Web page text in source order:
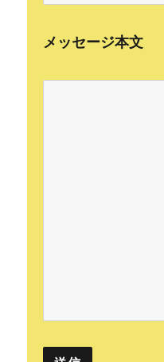
メッセージ本文